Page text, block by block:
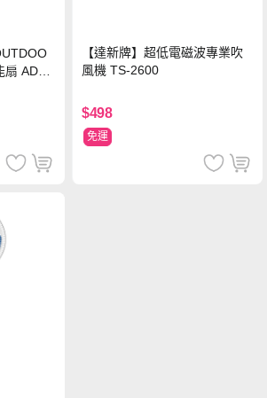
ADFN
【達新牌】超低電磁波專業吹
風機 TS-2600
$498
免運